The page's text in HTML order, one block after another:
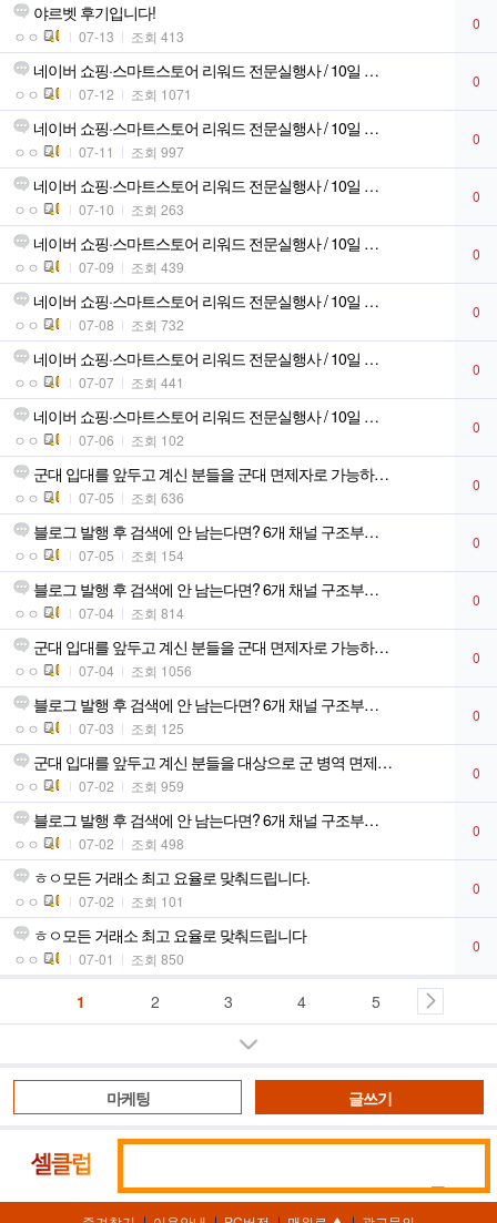
야르벳 후기입니다!
ㅇㅇ 07-13 조회 413
0
네이버 쇼핑·스마트스토어 리워드 전문실행사 / 10일 …
ㅇㅇ 07-12 조회 1071
0
네이버 쇼핑·스마트스토어 리워드 전문실행사 / 10일 …
ㅇㅇ 07-11 조회 997
0
네이버 쇼핑·스마트스토어 리워드 전문실행사 / 10일 …
ㅇㅇ 07-10 조회 263
0
네이버 쇼핑·스마트스토어 리워드 전문실행사 / 10일 …
ㅇㅇ 07-09 조회 439
0
네이버 쇼핑·스마트스토어 리워드 전문실행사 / 10일 …
ㅇㅇ 07-08 조회 732
0
네이버 쇼핑·스마트스토어 리워드 전문실행사 / 10일 …
ㅇㅇ 07-07 조회 441
0
네이버 쇼핑·스마트스토어 리워드 전문실행사 / 10일 …
ㅇㅇ 07-06 조회 102
0
군대 입대를 앞두고 계신 분들을 군대 면제자로 가능하…
ㅇㅇ 07-05 조회 636
0
블로그 발행 후 검색에 안 남는다면? 6개 채널 구조부…
ㅇㅇ 07-05 조회 154
0
블로그 발행 후 검색에 안 남는다면? 6개 채널 구조부…
ㅇㅇ 07-04 조회 814
0
군대 입대를 앞두고 계신 분들을 군대 면제자로 가능하…
ㅇㅇ 07-04 조회 1056
0
블로그 발행 후 검색에 안 남는다면? 6개 채널 구조부…
ㅇㅇ 07-03 조회 125
0
군대 입대를 앞두고 계신 분들을 대상으로 군 병역 면제…
ㅇㅇ 07-02 조회 959
0
블로그 발행 후 검색에 안 남는다면? 6개 채널 구조부…
ㅇㅇ 07-02 조회 498
0
ㅎㅇ모든 거래소 최고 요율로 맞춰드립니다.
ㅇㅇ 07-02 조회 101
0
ㅎㅇ모든 거래소 최고 요율로 맞춰드립니다
ㅇㅇ 07-01 조회 850
0
1 2 3 4 5
더보기
마케팅
글쓰기
럽
검